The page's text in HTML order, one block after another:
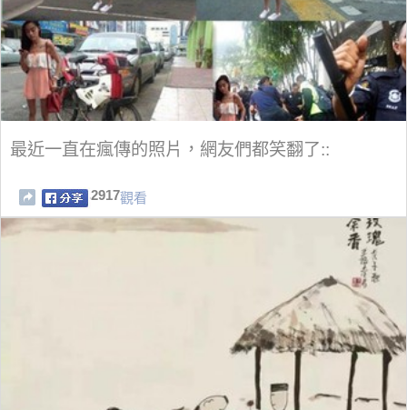
最近一直在瘋傳的照片，網友們都笑翻了::
2917觀看